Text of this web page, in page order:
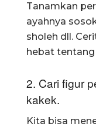
Tanamkan
ayahnya
sholeh dll.
hebat tentang
2. Cari figur
kakek.
Kita bisa